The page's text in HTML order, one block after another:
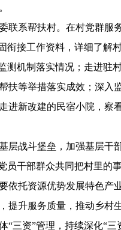
联系帮扶村。在村党群服
衔接工作资料，详细了解
测机制落实情况；走进驻
扶等举措落实成效；深入
进新改建的民宿小院，察
层战斗堡垒，加强基层干
员干部群众共同把村里的
依托资源优势发展特色产
提升服务质量，推动乡村
“三资”管理，持续深化“